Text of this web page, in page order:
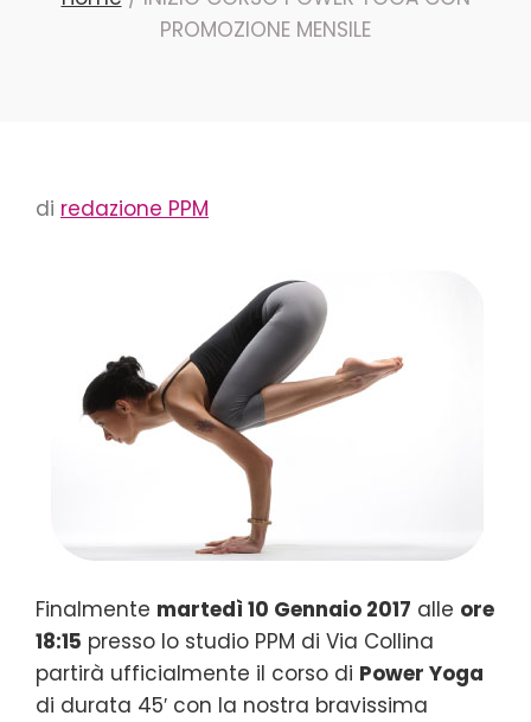
PROMOZIONE MENSILE
di redazione PPM
Finalmente martedì 10 Gennaio 2017 alle ore
18:15 presso lo studio PPM di Via Collina
partirà ufficialmente il corso di Power Yoga
di durata 45′ con la nostra bravissima